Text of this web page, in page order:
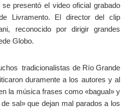
presentó el video oficial grabado
Livramento. El director del clip
reconocido por dirigir grandes
Globo.
tradicionalistas de Río Grande
duramente a los autores y al
la música frases como «bagual» y
sal» que dejan mal parados a los